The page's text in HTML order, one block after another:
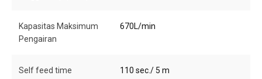
Kapasitas Maksimum
Pengairan
670L/min
Self feed time 110 sec./ 5 m